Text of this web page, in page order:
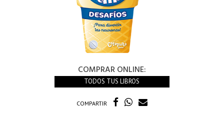
COMPRAR ONLINE:
TODOS TUS LIBROS
COMPARTIR